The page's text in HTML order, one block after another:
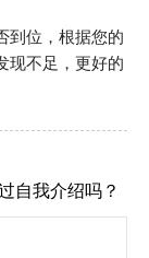
到位，根据您的
现不足，更好的
自我介绍吗？